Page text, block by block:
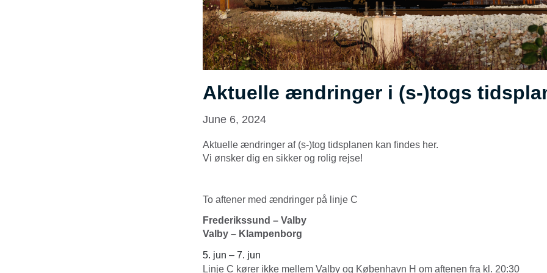
Aktuelle ændringer i (s-)togs
June 6, 2024
Aktuelle ændringer af (s-)tog tidsplanen kan findes her.
Vi ønsker dig en sikker og rolig rejse!
To aftener med ændringer på linje C
Frederikssund – Valby
Valby – Klampenborg
5. jun – 7. jun
Linje C kører ikke mellem Valby og København H om aftenen fra kl. 20:30